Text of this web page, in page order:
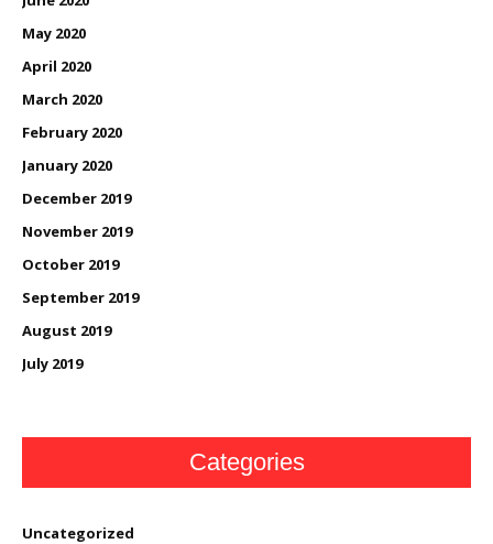
May 2020
April 2020
March 2020
February 2020
January 2020
December 2019
November 2019
October 2019
September 2019
August 2019
July 2019
Categories
Uncategorized